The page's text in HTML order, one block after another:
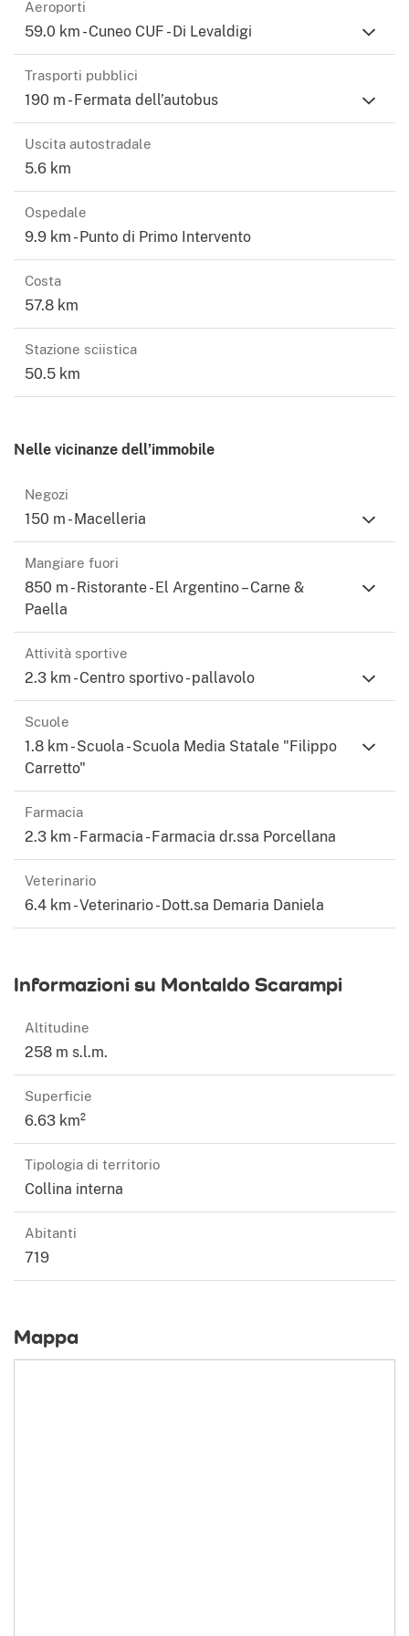
Aeroporti
59.0 km - Cuneo CUF - Di Levaldigi
Trasporti pubblici
190 m - Fermata dell’autobus
Uscita autostradale
5.6 km
Ospedale
9.9 km - Punto di Primo Intervento
Costa
57.8 km
Stazione sciistica
50.5 km
Nelle vicinanze dell’immobile
Negozi
150 m - Macelleria
Mangiare fuori
850 m - Ristorante - El Argentino – Carne &
Paella
Attività sportive
2.3 km - Centro sportivo - pallavolo
Scuole
1.8 km - Scuola - Scuola Media Statale "Filippo
Carretto"
Farmacia
2.3 km - Farmacia - Farmacia dr.ssa Porcellana
Veterinario
6.4 km - Veterinario - Dott.sa Demaria Daniela
Informazioni su Montaldo Scarampi
Altitudine
258 m s.l.m.
Superficie
6.63 km²
Tipologia di territorio
Collina interna
Abitanti
719
Mappa